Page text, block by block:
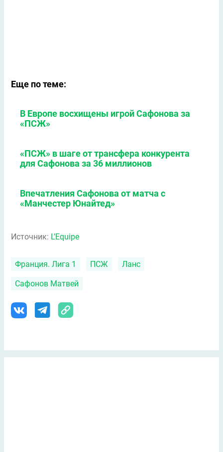
Еще по теме:
В Европе восхищены игрой Сафонова за
«ПСЖ»
«ПСЖ» в шаге от трансфера конкурента
для Сафонова за 36 миллионов
Впечатления Сафонова от матча с
«Манчестер Юнайтед»
Источник: L’Equipe
Франция. Лига 1 ПСЖ Ланс
Сафонов Матвей